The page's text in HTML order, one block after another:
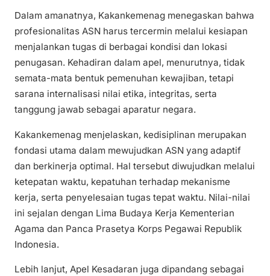
Dalam amanatnya, Kakankemenag menegaskan bahwa
profesionalitas ASN harus tercermin melalui kesiapan
menjalankan tugas di berbagai kondisi dan lokasi
penugasan. Kehadiran dalam apel, menurutnya, tidak
semata-mata bentuk pemenuhan kewajiban, tetapi
sarana internalisasi nilai etika, integritas, serta
tanggung jawab sebagai aparatur negara.
Kakankemenag menjelaskan, kedisiplinan merupakan
fondasi utama dalam mewujudkan ASN yang adaptif
dan berkinerja optimal. Hal tersebut diwujudkan melalui
ketepatan waktu, kepatuhan terhadap mekanisme
kerja, serta penyelesaian tugas tepat waktu. Nilai-nilai
ini sejalan dengan Lima Budaya Kerja Kementerian
Agama dan Panca Prasetya Korps Pegawai Republik
Indonesia.
Lebih lanjut, Apel Kesadaran juga dipandang sebagai